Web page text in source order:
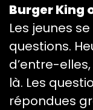
Burger King
Les jeunes
questions.
d’entre-
là. Les
répondues